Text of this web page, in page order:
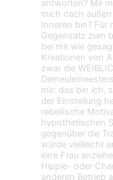
antworten? Mir
mich nach
Inneren bin? Für
Gegensatz zum
bei mir wie
Kreationen von
zwar die
mir: das bin ich,
der Einstellung
rebellische
hypothetischen
gegenüber die
würde vielleicht
eine Frau
Hippie- oder
anderen Betrieb